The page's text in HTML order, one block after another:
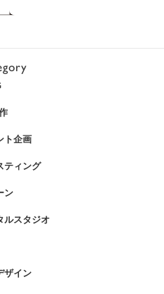
ト企画
ティング
ン
ルスタジオ
ザイン